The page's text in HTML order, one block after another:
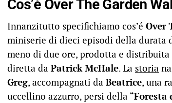
Cos’é Over The Garden
Innanzitutto specifichiamo cos’é Over
miniserie di dieci episodi della durata
meno di due ore, prodotta e distribuita
diretta da Patrick McHale. La storia
Greg, accompagnati da Beatrice, una
uccellino azzurro, persi della “Foresta